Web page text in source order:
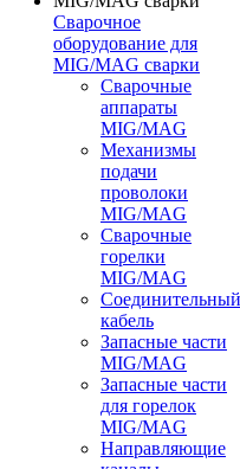
Сварочное
оборудование для
MIG/MAG сварки
Сварочные
аппараты
MIG/MAG
Механизмы
подачи
проволоки
MIG/MAG
Сварочные
горелки
MIG/MAG
Соединительный
кабель
Запасные части
MIG/MAG
Запасные части
для горелок
MIG/MAG
Направляющие